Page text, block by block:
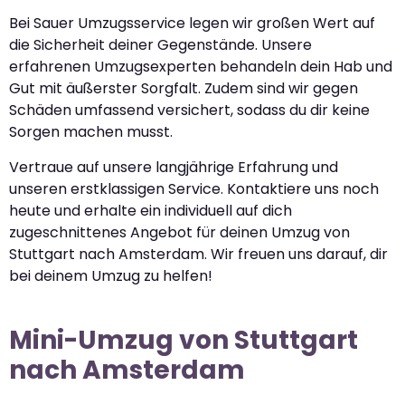
Bei Sauer Umzugsservice legen wir großen Wert auf
die Sicherheit deiner Gegenstände. Unsere
erfahrenen Umzugsexperten behandeln dein Hab und
Gut mit äußerster Sorgfalt. Zudem sind wir gegen
Schäden umfassend versichert, sodass du dir keine
Sorgen machen musst.
Vertraue auf unsere langjährige Erfahrung und
unseren erstklassigen Service. Kontaktiere uns noch
heute und erhalte ein individuell auf dich
zugeschnittenes Angebot für deinen Umzug von
Stuttgart nach Amsterdam. Wir freuen uns darauf, dir
bei deinem Umzug zu helfen!
Mini-Umzug von Stuttgart
nach Amsterdam